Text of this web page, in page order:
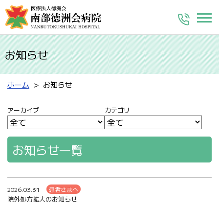
お知らせ
ホーム お知らせ
アーカイブ カテゴリ
お知らせ一覧
2026.03.31 患者さまへ
院外処方拡大のお知らせ